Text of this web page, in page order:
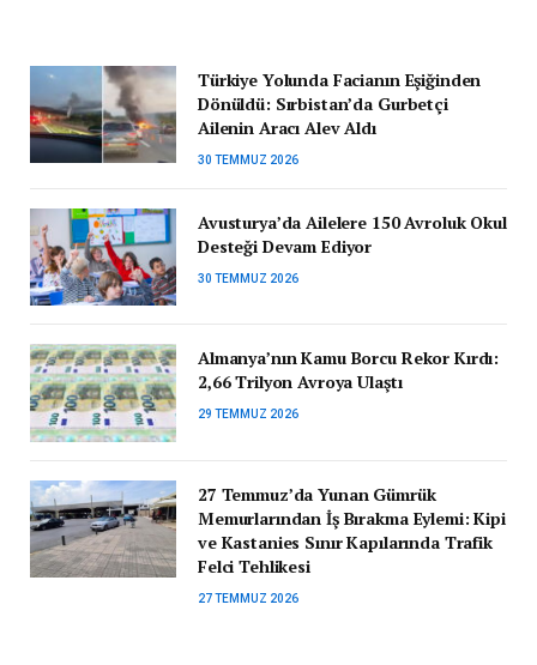
Türkiye Yolunda Facianın Eşiğinden
Dönüldü: Sırbistan’da Gurbetçi
Ailenin Aracı Alev Aldı
30 TEMMUZ 2026
Avusturya’da Ailelere 150 Avroluk Okul
Desteği Devam Ediyor
30 TEMMUZ 2026
Almanya’nın Kamu Borcu Rekor Kırdı:
2,66 Trilyon Avroya Ulaştı
29 TEMMUZ 2026
27 Temmuz’da Yunan Gümrük
Memurlarından İş Bırakma Eylemi: Kipi
ve Kastanies Sınır Kapılarında Trafik
Felci Tehlikesi
27 TEMMUZ 2026